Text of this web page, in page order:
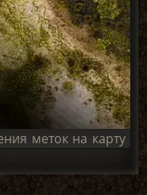
меток на карту